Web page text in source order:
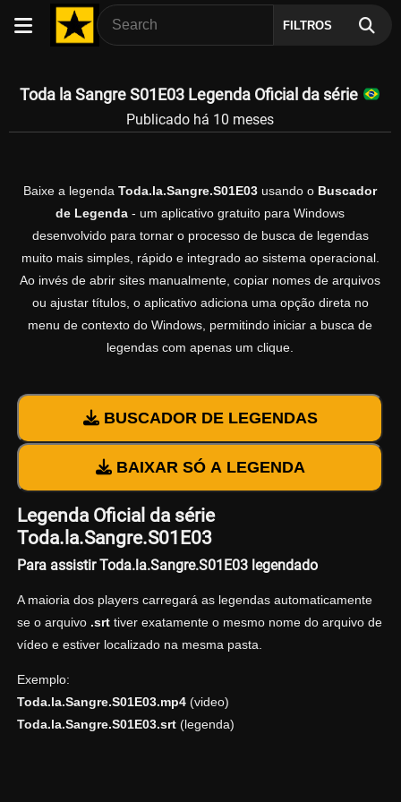
FILTROS
Toda la Sangre S01E03 Legenda Oficial da série
Publicado há 10 meses
Baixe a legenda Toda.la.Sangre.S01E03 usando o Buscador
de Legenda - um aplicativo gratuito para Windows
desenvolvido para tornar o processo de busca de legendas
muito mais simples, rápido e integrado ao sistema operacional.
Ao invés de abrir sites manualmente, copiar nomes de arquivos
ou ajustar títulos, o aplicativo adiciona uma opção direta no
menu de contexto do Windows, permitindo iniciar a busca de
legendas com apenas um clique.
BUSCADOR DE LEGENDAS
BAIXAR SÓ A LEGENDA
Legenda Oficial da série
Toda.la.Sangre.S01E03
Para assistir Toda.la.Sangre.S01E03 legendado
A maioria dos players carregará as legendas automaticamente
se o arquivo .srttiver exatamente o mesmo nome do arquivo de
vídeo e estiver localizado na mesma pasta.
Exemplo:
Toda.la.Sangre.S01E03.mp4(video)
Toda.la.Sangre.S01E03.srt(legenda)